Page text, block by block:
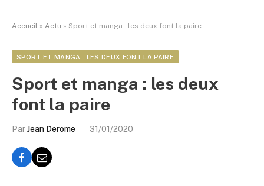
Accueil » Actu » Sport et manga : les deux font la paire
SPORT ET MANGA : LES DEUX FONT LA PAIRE
Sport et manga : les deux
font la paire
ParJean Derome 31/01/2020